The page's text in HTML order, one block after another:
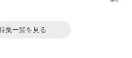
集一覧を見る